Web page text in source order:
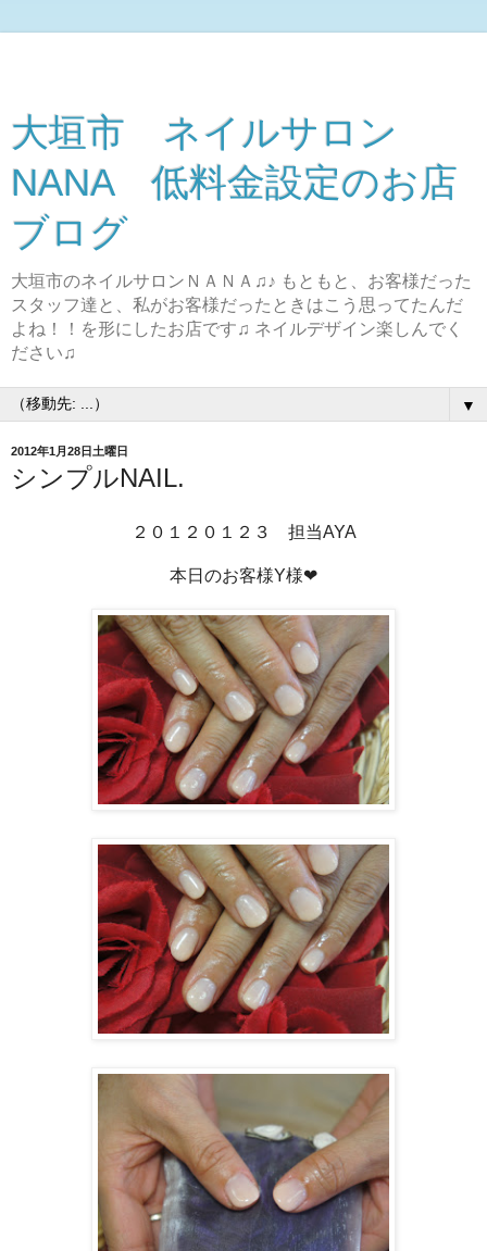
大垣市 ネイルサロン
NANA 低料金設定のお店
ブログ
大垣市のネイルサロンＮＡＮＡ♫♪ もともと、お客様だった
スタッフ達と、私がお客様だったときはこう思ってたんだ
よね！！を形にしたお店です♫ ネイルデザイン楽しんでく
ださい♫
▼
2012年1月28日土曜日
シンプルNAIL.
２０１２０１２３ 担当AYA
本日のお客様Y様❤